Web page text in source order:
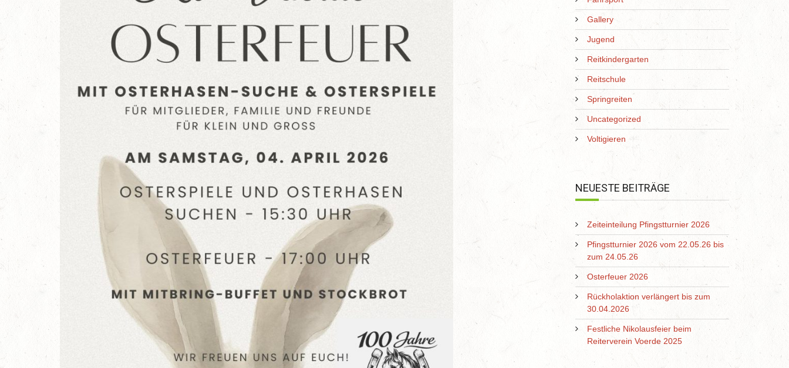
Gallery
Jugend
Reitkindergarten
Reitschule
Springreiten
Uncategorized
Voltigieren
NEUESTE BEITRÄGE
Zeiteinteilung Pfingstturnier 2026
Pfingstturnier 2026 vom 22.05.26 bis
zum 24.05.26
Osterfeuer 2026
Rückholaktion verlängert bis zum
30.04.2026
Festliche Nikolausfeier beim
Reiterverein Voerde 2025